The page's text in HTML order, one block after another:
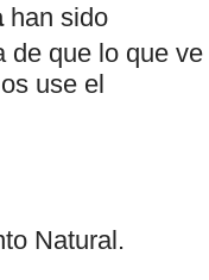
han sido
de que lo que ve
use el
Natural.